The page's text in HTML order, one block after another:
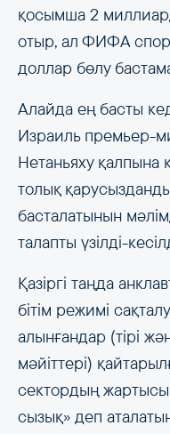
қосымша 2
отыр, ал ФИФА
доллар бөлу
Алайда ең басты
Израиль премьер-
Нетаньяху
толық
басталатынын
талапты үзілді-
Қазіргі таңда
бітім режимі
алынғандар (тірі
мәйіттері)
сектордың
сызық» деп